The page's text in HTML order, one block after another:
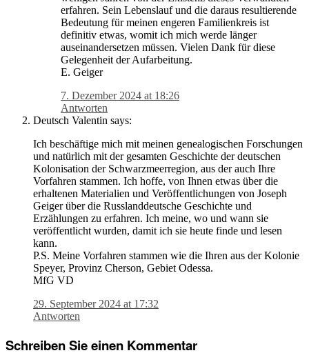
erfahren. Sein Lebenslauf und die daraus resultierende
Bedeutung für meinen engeren Familienkreis ist
definitiv etwas, womit ich mich werde länger
auseinandersetzen müssen. Vielen Dank für diese
Gelegenheit der Aufarbeitung.
E. Geiger
7. Dezember 2024 at 18:26
Antworten
Deutsch Valentin says:
Ich beschäftige mich mit meinen genealogischen Forschungen
und natürlich mit der gesamten Geschichte der deutschen
Kolonisation der Schwarzmeerregion, aus der auch Ihre
Vorfahren stammen. Ich hoffe, von Ihnen etwas über die
erhaltenen Materialien und Veröffentlichungen von Joseph
Geiger über die Russlanddeutsche Geschichte und
Erzählungen zu erfahren. Ich meine, wo und wann sie
veröffentlicht wurden, damit ich sie heute finde und lesen
kann.
P.S. Meine Vorfahren stammen wie die Ihren aus der Kolonie
Speyer, Provinz Cherson, Gebiet Odessa.
MfG VD
29. September 2024 at 17:32
Antworten
Schreiben Sie einen Kommentar